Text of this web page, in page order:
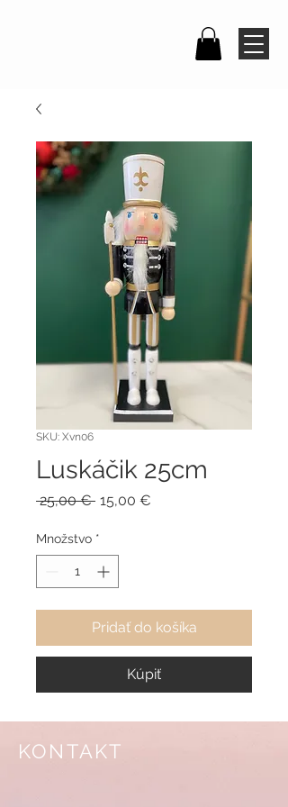
SKU: Xvn06
Luskáčik 25cm
25,00 € Normálna
15,00 €
Množstvo *
Pridať do košíka
Kúpiť
KONTAKT